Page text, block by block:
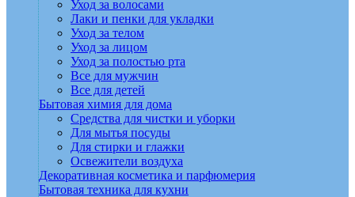
Уход за волосами
Лаки и пенки для укладки
Уход за телом
Уход за лицом
Уход за полостью рта
Все для мужчин
Все для детей
Бытовая химия для дома
Средства для чистки и уборки
Для мытья посуды
Для стирки и глажки
Освежители воздуха
Декоративная косметика и парфюмерия
Бытовая техника для кухни